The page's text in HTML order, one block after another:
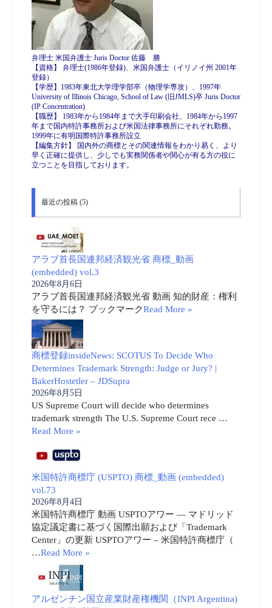
弁理士 米国弁護士 Juris Doctor 佐藤 勝
【資格】 弁理士(1986年登録)、米国弁護士（イリノイ州 2001年
登録）
【学歴】1983年東北大学理学部卒（物理学専攻）、1997年
University of Illinois Chicago, School of Law (旧JMLS)卒 Juris Doctor
(IP Concentration)
【職歴】 1983年から1984年まで大手印刷会社、1984年から1997
年まで国内特許事務所および米国法律事務所にそれぞれ勤務。
1999年に有明国際特許事務所設立
【編集方針】 国内外の商標とその関連情報をわかり易く、より
早く正確に提供し、少しでも実務関係者や関心が有る方の役に
立つことを目指しております。
最近の投稿 (5)
アラブ首長国連邦経済観光省 商標_動画
(embedded) vol.3
2026年8月6日
アラブ首長国連邦経済観光省 動画 知的財産：権利
を守るには？ ブックマークRead More »
商標登録insideNews: SCOTUS To Decide Who
Determines Trademark Strength: Judge or Jury? |
BakerHostetler – JDSupra
2026年8月5日
US Supreme Court will decide who determines
trademark strength The U.S. Supreme Court rece …
Read More »
米国特許商標庁 (USPTO) 商標_動画 (embedded)
vol.73
2026年8月4日
米国特許商標庁 動画 USPTOアワー ― マドリッド
協定議定書に基づく国際出願および「Trademark
Center」の更新 USPTOアワー – 米国特許商標庁（
…Read More »
アルゼンチン国立産業財産権機関（INPI Argentina)